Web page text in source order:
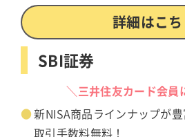
詳細はこ
SBI証券
＼三井住友カード会員
新NISA商品ラインナップが
取引手数料無料！